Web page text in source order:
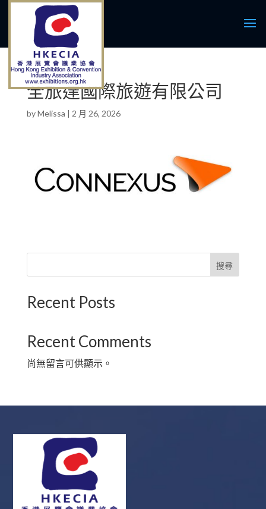
全旅達國際旅遊有限公司
byMelissa | 2 月 26, 2026
搜尋
Recent Posts
Recent Comments
尚無留言可供顯示。